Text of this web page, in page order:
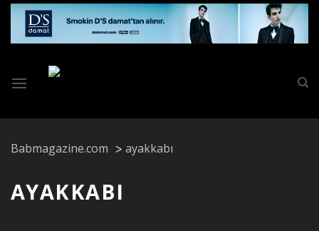
Skip
content
Babmagazine.com ayakkabı
AYAKKABI